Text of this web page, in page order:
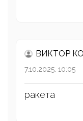
ВИКТОР
7.10.2025. 10:05
ракета